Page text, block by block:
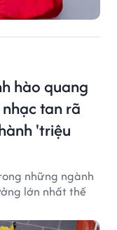
hào quang
tan rã
'triệu
những ngành
lớn nhất thế